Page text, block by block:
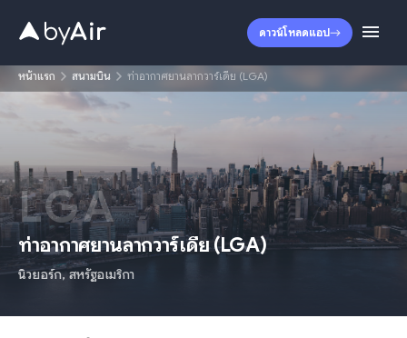
ดาวน์โหลดแอป
หน้าแรก สนามบิน ท่าอากาศยานลากวาร์เดีย (LGA)
LGA
ท่าอากาศยานลากวาร์เดีย(LGA)
นิวยอร์ก, สหรัฐอเมริกา